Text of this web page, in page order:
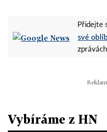
Přidejte
své
Vybíráme z HN